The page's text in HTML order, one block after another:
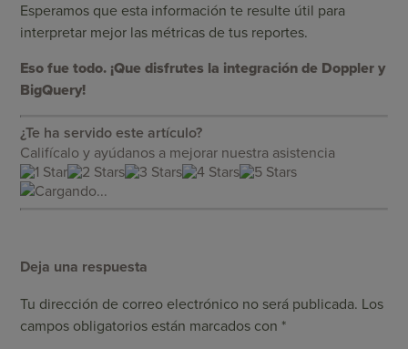
Esperamos que esta información te resulte útil para
interpretar mejor las métricas de tus reportes.
Eso fue todo. ¡Que disfrutes la integración de Doppler y
BigQuery!
¿Te ha servido este artículo?
Califícalo y ayúdanos a mejorar nuestra asistencia
Cargando...
Deja una respuesta
Tu dirección de correo electrónico no será publicada. Los
campos obligatorios están marcados con *